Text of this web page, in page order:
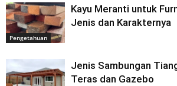
Pengetahuan
Kayu Meranti untuk
Jenis dan Karakternya
Jenis Sambungan
Teras dan Gazebo